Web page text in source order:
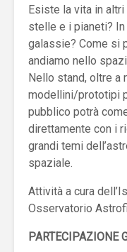
Esiste la vita in
stelle e i pianeti?
galassie? Come si
andiamo nello
Nello stand, oltre a
modellini/prototipi
pubblico potrà
direttamente con i
grandi temi
spaziale.
Attività a cura
Osservatorio
PARTECIPAZIONE